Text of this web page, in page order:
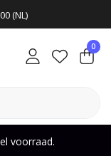
(NL)
0
voorraad.